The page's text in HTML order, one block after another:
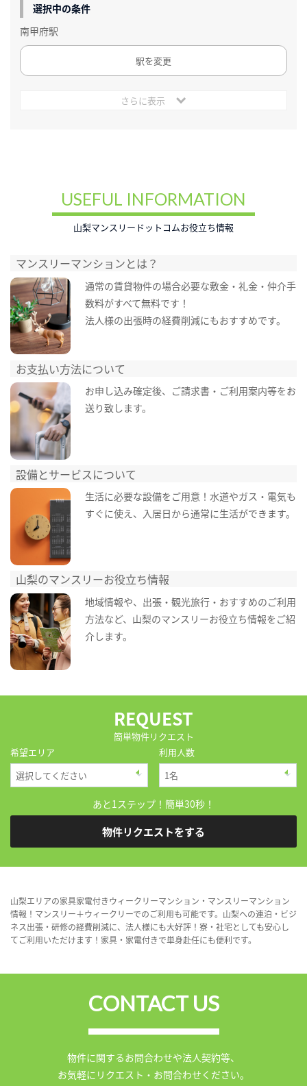
選択中の条件
南甲府駅
駅を変更
さらに表示
USEFUL INFORMATION
山梨マンスリードットコムお役立ち情報
マンスリーマンションとは？
通常の賃貸物件の場合必要な敷金・礼金・仲介手
数料がすべて無料です！
法人様の出張時の経費削減にもおすすめです。
お支払い方法について
お申し込み確定後、ご請求書・ご利用案内等をお
送り致します。
設備とサービスについて
生活に必要な設備をご用意！水道やガス・電気も
すぐに使え、入居日から通常に生活ができます。
山梨のマンスリーお役立ち情報
地域情報や、出張・観光旅行・おすすめのご利用
方法など、山梨のマンスリーお役立ち情報をご紹
介します。
REQUEST
簡単物件リクエスト
希望エリア
利用人数
あと1ステップ！簡単30秒！
物件リクエストをする
山梨エリアの家具家電付きウィークリーマンション・マンスリーマンション
情報！マンスリー＋ウィークリーでのご利用も可能です。山梨への連泊・ビジ
ネス出張・研修の経費削減に、法人様にも大好評！寮・社宅としても安心し
てご利用いただけます！家具・家電付きで単身赴任にも便利です。
CONTACT US
物件に関するお問合わせや法人契約等、
お気軽にリクエスト・お問合わせください。